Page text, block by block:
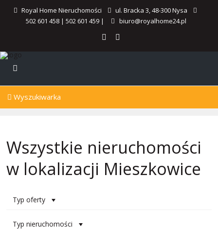
Royal Home Nieruchomości
ul. Bracka 3, 48-300 Nysa
502 601 458| 502 601 459| biuro@royalhome24.pl
Wyszukiwarka
Wszystkie nieruchomości
w lokalizacji Mieszkowice
Typ oferty
Typ nieruchomości